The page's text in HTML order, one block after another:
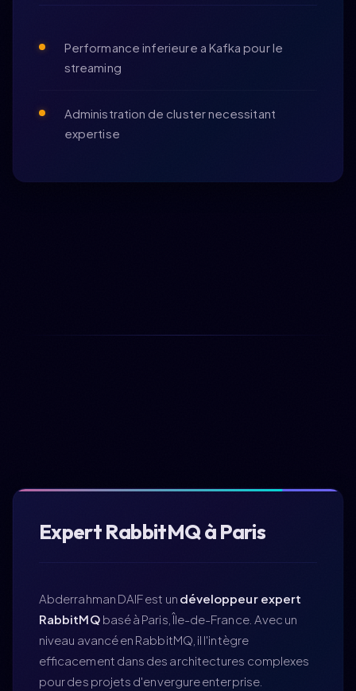
Performance inferieure a Kafka pour le
streaming
Administration de cluster necessitant
expertise
Expert RabbitMQ à Paris
Abderrahman DAIF est un développeur expert
RabbitMQ basé à Paris, Île-de-France. Avec un
niveau avancé en RabbitMQ, il l'intègre
efficacement dans des architectures complexes
pour des projets d'envergure enterprise.